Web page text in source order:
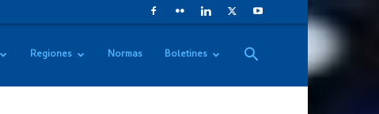
Regiones Normas Boletines